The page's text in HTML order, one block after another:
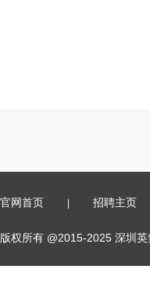
官网首页 | 招聘主页
版权所有 @2015-2025 深圳